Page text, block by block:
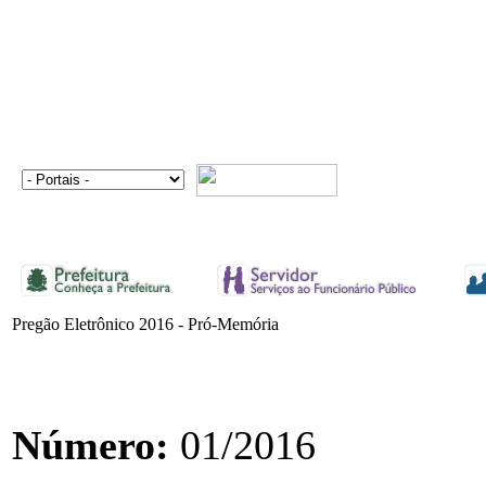
Pregão Eletrônico 2016 - Pró-Memória
Número: 01/2016